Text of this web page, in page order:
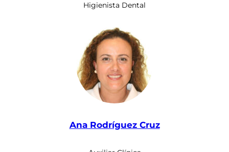
Higienista Dental
Ana Rodríguez Cruz